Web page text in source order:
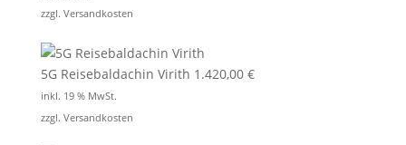
zzgl. Versandkosten
5G Reisebaldachin Virith 1.420,00 €
inkl. 19 % MwSt.
zzgl. Versandkosten